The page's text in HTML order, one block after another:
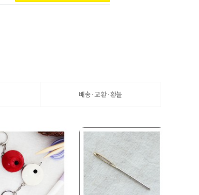
배송·교환·환불